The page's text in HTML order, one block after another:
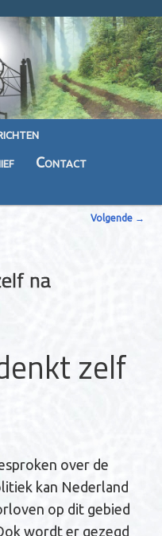
Contact
Volgende →
na
zelf
over de
kan Nederland
op dit gebied
wordt er gezegd